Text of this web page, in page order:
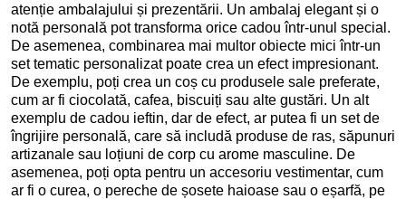
atenție ambalajului și prezentării. Un ambalaj elegant și o
notă personală pot transforma orice cadou într-unul special.
De asemenea, combinarea mai multor obiecte mici într-un
set tematic personalizat poate crea un efect impresionant.
De exemplu, poți crea un coș cu produsele sale preferate,
cum ar fi ciocolată, cafea, biscuiți sau alte gustări. Un alt
exemplu de cadou ieftin, dar de efect, ar putea fi un set de
îngrijire personală, care să includă produse de ras, săpunuri
artizanale sau loțiuni de corp cu arome masculine. De
asemenea, poți opta pentru un accesoriu vestimentar, cum
ar fi o curea, o pereche de șosete haioase sau o eșarfă, pe